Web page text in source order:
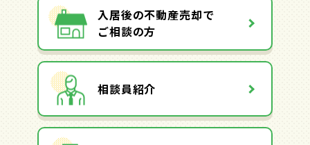
入居後の不動産売却で
ご相談の方
相談員紹介